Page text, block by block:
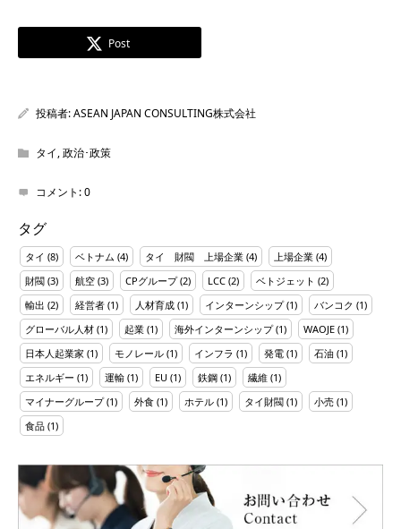
Post
投稿者:ASEAN JAPAN CONSULTING株式会社
タイ,政治･政策
コメント:0
タグ
タイ (8) ベトナム (4) タイ 財閥 上場企業 (4) 上場企業 (4)
財閥 (3) 航空 (3) CPグループ(2) LCC (2) ベトジェット (2)
輸出 (2) 経営者 (1) 人材育成 (1) インターンシップ(1) バンコク (1)
グローバル人材 (1) 起業 (1) 海外インターンシップ(1) WAOJE (1)
日本人起業家 (1) モノレール (1) インフラ (1) 発電 (1) 石油 (1)
エネルギー (1) 運輸 (1) EU (1) 鉄鋼 (1) 繊維 (1)
マイナーグループ(1) 外食 (1) ホテル (1) タイ財閥 (1) 小売 (1)
食品 (1)